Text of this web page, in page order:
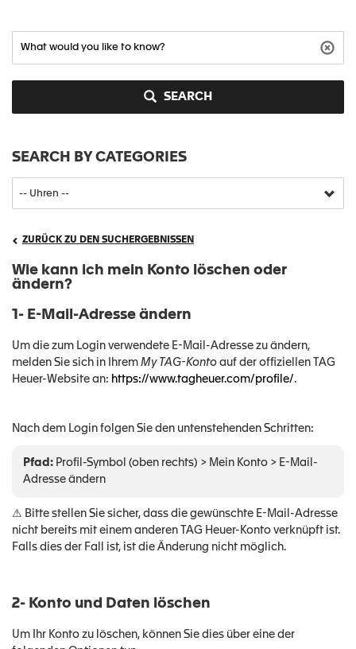
SEARCH
SEARCH BY CATEGORIES
ZURÜCK ZU DEN SUCHERGEBNISSEN
Wie kann ich mein Konto löschen oder
ändern?
1- E-Mail-Adresse ändern
Um die zum Login verwendete E-Mail-Adresse zu ändern,
melden Sie sich in Ihrem My TAG-Konto auf der offiziellen TAG
Heuer-Website an: https://www.tagheuer.com/profile/.
Nach dem Login folgen Sie den untenstehenden Schritten:
Pfad: Profil-Symbol (oben rechts) > Mein Konto > E-Mail-
Adresse ändern
⚠ Bitte stellen Sie sicher, dass die gewünschte E-Mail-Adresse
nicht bereits mit einem anderen TAG Heuer-Konto verknüpft ist.
Falls dies der Fall ist, ist die Änderung nicht möglich.
2- Konto und Daten löschen
Um Ihr Konto zu löschen, können Sie dies über eine der